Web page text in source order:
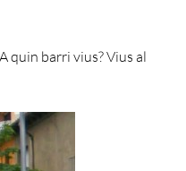
quin barri vius? Vius al